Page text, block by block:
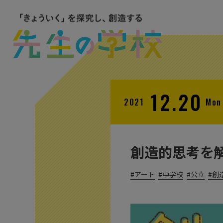
2021 12.20 Mon
創造的思考を
アート 中学校 公立 創